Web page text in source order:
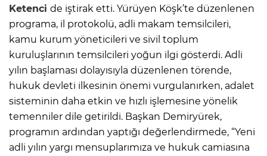
Ketenci de iştirak etti. Yürüyen Köşk’te düzenlenen
programa, il protokolü, adli makam temsilcileri,
kamu kurum yöneticileri ve sivil toplum
kuruluşlarının temsilcileri yoğun ilgi gösterdi. Adli
yılın başlaması dolayısıyla düzenlenen törende,
hukuk devleti ilkesinin önemi vurgulanırken, adalet
sisteminin daha etkin ve hızlı işlemesine yönelik
temenniler dile getirildi. Başkan Demiryürek,
programın ardından yaptığı değerlendirmede, “Yeni
adli yılın yargı mensuplarımıza ve hukuk camiasına